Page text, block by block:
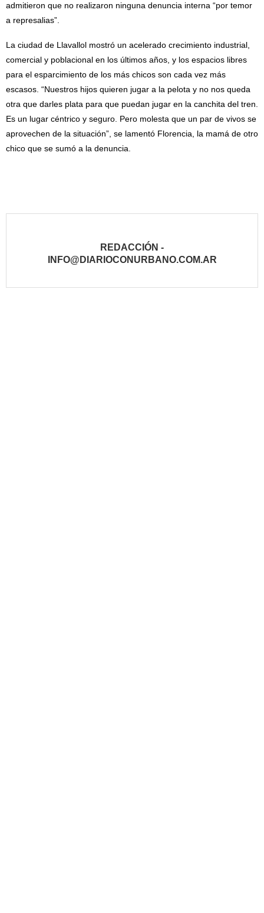
admitieron que no realizaron ninguna denuncia interna “por temor
a represalias”.
La ciudad de Llavallol mostró un acelerado crecimiento industrial,
comercial y poblacional en los últimos años, y los espacios libres
para el esparcimiento de los más chicos son cada vez más
escasos. “Nuestros hijos quieren jugar a la pelota y no nos queda
otra que darles plata para que puedan jugar en la canchita del tren.
Es un lugar céntrico y seguro. Pero molesta que un par de vivos se
aprovechen de la situación”, se lamentó Florencia, la mamá de otro
chico que se sumó a la denuncia.
REDACCIÓN -
INFO@DIARIOCONURBANO.COM.AR